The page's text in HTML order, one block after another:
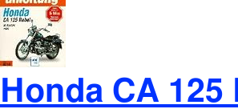
Honda CA